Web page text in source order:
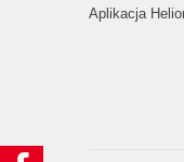
Aplikacja